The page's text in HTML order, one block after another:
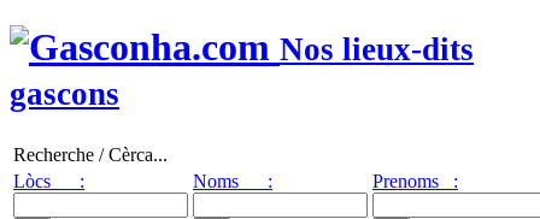
Nos lieux-dits
gascons
Recherche / Cèrca...
Lòcs :
Noms : Prenoms :